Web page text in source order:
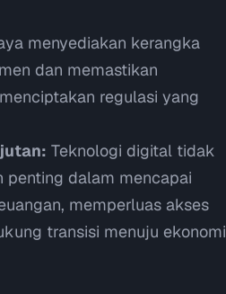
menyediakan kerangka
dan memastikan
regulasi yang
Teknologi digital tidak
penting dalam mencapai
memperluas akses
transisi menuju ekonomi